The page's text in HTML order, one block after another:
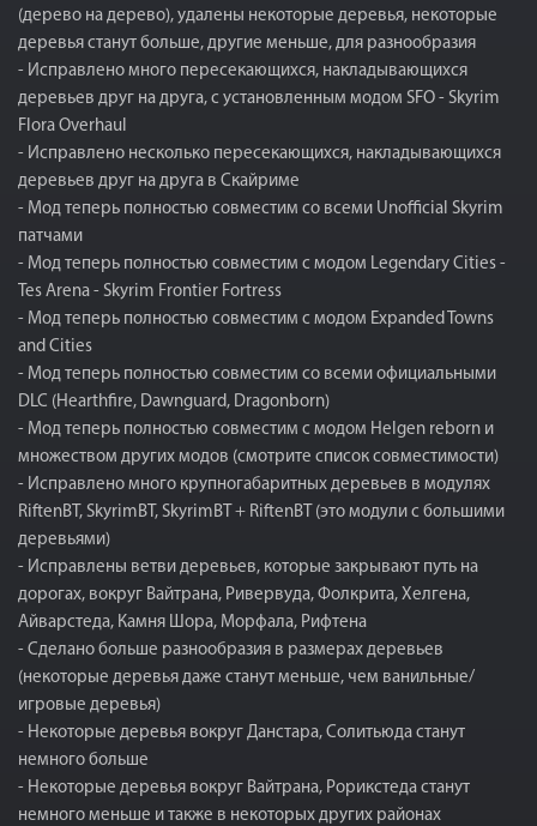
(дерево на дерево), удалены некоторые деревья, некоторые
деревья станут больше, другие меньше, для разнообразия
- Исправлено много пересекающихся, накладывающихся
деревьев друг на друга, с установленным модом SFO - Skyrim
Flora Overhaul
- Исправлено несколько пересекающихся, накладывающихся
деревьев друг на друга в Скайриме
- Мод теперь полностью совместим со всеми Unofficial Skyrim
патчами
- Мод теперь полностью совместим с модом Legendary Cities -
Tes Arena - Skyrim Frontier Fortress
- Мод теперь полностью совместим с модом Expanded Towns
and Cities
- Мод теперь полностью совместим со всеми официальными
DLC (Hearthfire, Dawnguard, Dragonborn)
- Мод теперь полностью совместим с модом Helgen reborn и
множеством других модов (смотрите список совместимости)
- Исправлено много крупногабаритных деревьев в модулях
RiftenBT, SkyrimBT, SkyrimBT + RiftenBT (это модули с большими
деревьями)
- Исправлены ветви деревьев, которые закрывают путь на
дорогах, вокруг Вайтрана, Ривервуда, Фолкрита, Хелгена,
Айварстеда, Камня Шора, Морфала, Рифтена
- Сделано больше разнообразия в размерах деревьев
(некоторые деревья даже станут меньше, чем ванильные/
игровые деревья)
- Некоторые деревья вокруг Данстара, Солитьюда станут
немного больше
- Некоторые деревья вокруг Вайтрана, Рорикстеда станут
немного меньше и также в некоторых других районах